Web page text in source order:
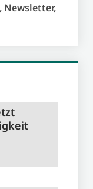
, Newsletter,